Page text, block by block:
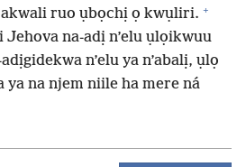
ruo ụbọchị ọ kwụliri. +
Jehova na-adị n’elu ụlọikwuu
n’elu ya n’abalị, ụlọ
ya na njem niile ha mere ná